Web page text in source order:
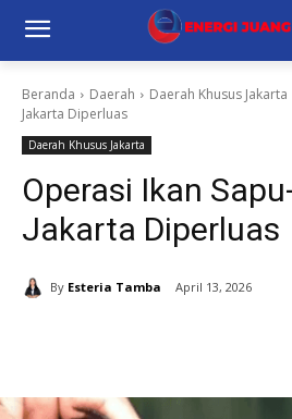
Beranda Daerah Daerah Khusus Jakarta
Jakarta Diperluas
Daerah Khusus Jakarta
Operasi Ikan
Jakarta Diperluas
By Esteria Tamba April 13, 2026